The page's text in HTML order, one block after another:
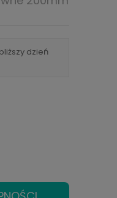
dzień